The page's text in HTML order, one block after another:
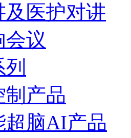
及医护对讲
会议
制产品
超脑AI产品